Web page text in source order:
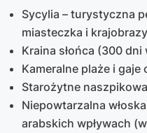
Sycylia – turystyczna
miasteczka i
Kraina słońca (300
Kameralne plaże i gaje
Starożytne
Niepowtarzalna
arabskich wpływach